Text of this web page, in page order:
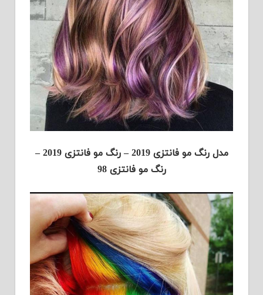
مدل رنگ مو فانتزی 2019 – رنگ مو فانتزی 2019 –
رنگ مو فانتزی 98